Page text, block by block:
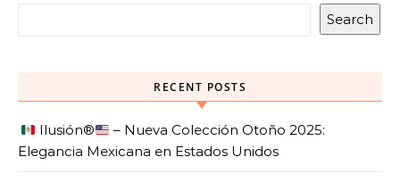
Search
RECENT POSTS
Ilusión®️
– Nueva Colección Otoño 2025:
Elegancia Mexicana en Estados Unidos